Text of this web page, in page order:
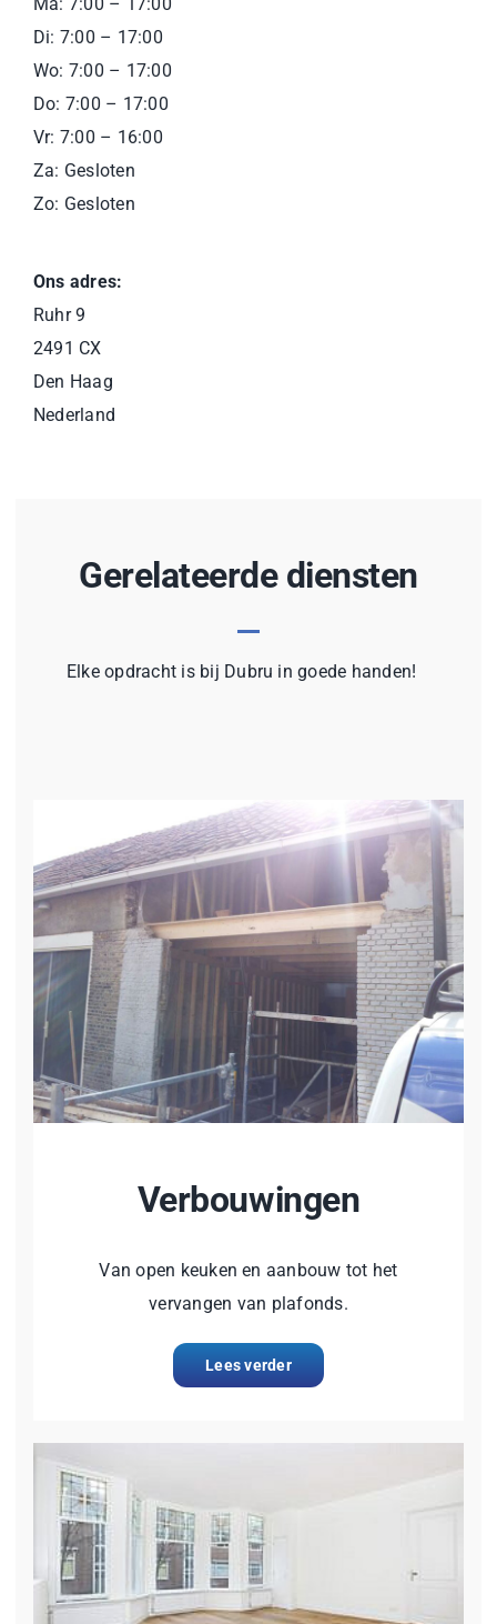
Ma: 7:00 – 17:00
Di: 7:00 – 17:00
Wo: 7:00 – 17:00
Do: 7:00 – 17:00
Vr: 7:00 – 16:00
Za: Gesloten
Zo: Gesloten
Ons adres:
Ruhr 9
2491 CX
Den Haag
Nederland
Gerelateerde diensten
Elke opdracht is bij Dubru in goede handen!
Verbouwingen
Van open keuken en aanbouw tot het
vervangen van plafonds.
Lees verder